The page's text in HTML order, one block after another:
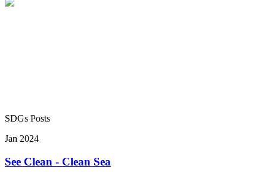
SDGs Posts
Jan 2024
See Clean - Clean Sea